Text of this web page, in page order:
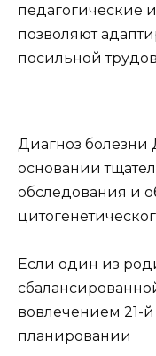
педагогические
позволяют
посильной
Диагноз болезни
основании
обследования и
Если один из
вовлечением 21-
планировании